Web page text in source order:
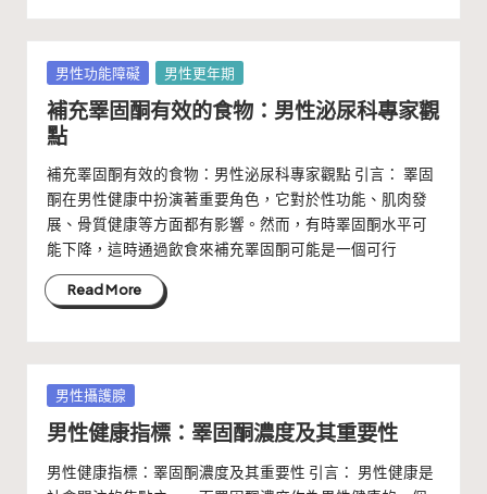
Posted
in
男性功能障礙 男性更年期
補充睪固酮有效的食物：男性泌尿科專家觀
點
補充睪固酮有效的食物：男性泌尿科專家觀點 引言： 睪固
酮在男性健康中扮演著重要角色，它對於性功能、肌肉發
展、骨質健康等方面都有影響。然而，有時睪固酮水平可
能下降，這時通過飲食來補充睪固酮可能是一個可行
Read More
Posted
in
男性攝護腺
男性健康指標：睪固酮濃度及其重要性
男性健康指標：睪固酮濃度及其重要性 引言： 男性健康是